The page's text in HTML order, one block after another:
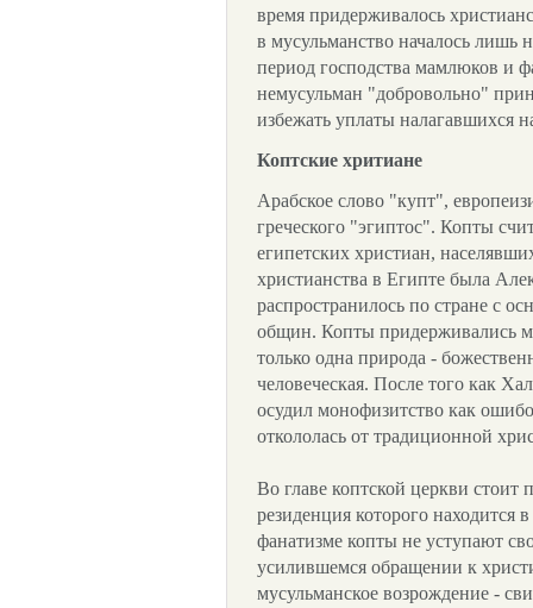
время придерживалось
в мусульманство началось лишь
период господства мамлюков и
немусульман "добровольно"
избежать уплаты налагавшихся
Коптские хритиане
Арабское слово "купт",
греческого "эгиптос". Копты
египетских христиан,
христианства в Египте была
распространилось по стране с
общин. Копты придерживались
только одна природа -
человеческая. После того как
осудил монофизитство как
откололась от традиционной
Во главе коптской церкви
резиденция которого
фанатизме копты не уступают
усилившемся обращении к
мусульманское возрождение -